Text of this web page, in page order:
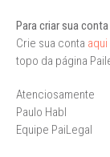
Para criar sua conta
Crie sua conta aqui
topo da página
Atenciosamente
Paulo Habl
Equipe PaiLegal